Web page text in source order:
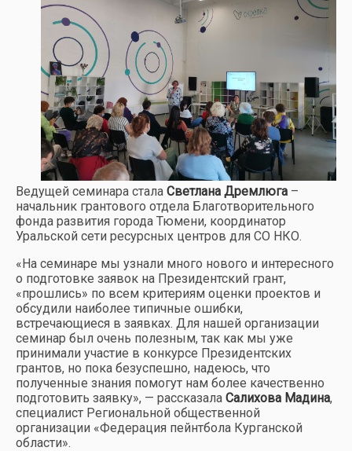
Ведущей семинара стала Светлана Дремлюга –
начальник грантового отдела Благотворительного
фонда развития города Тюмени, координатор
Уральской сети ресурсных центров для СО НКО.
«На семинаре мы узнали много нового и интересного
о подготовке заявок на Президентский грант,
«прошлись» по всем критериям оценки проектов и
обсудили наиболее типичные ошибки,
встречающиеся в заявках. Для нашей организации
семинар был очень полезным, так как мы уже
принимали участие в конкурсе Президентских
грантов, но пока безуспешно, надеюсь, что
полученные знания помогут нам более качественно
подготовить заявку», — рассказала Салихова Мадина,
специалист Региональной общественной
организации «Федерация пейнтбола Курганской
области».